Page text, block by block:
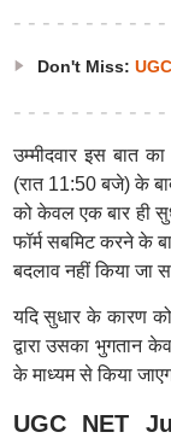
Don't Miss:
उम्मीदवार इस बात
(रात 11:50 बजे) के
को केवल एक बार ही
फॉर्म सबमिट करने के
बदलाव नहीं किया जा
यदि सुधार के कारण
द्वारा उसका भुगतान
के माध्यम से किया
UGC NET